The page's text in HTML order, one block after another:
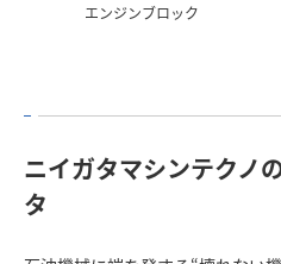
エンジンブロック
ニイガタマシンテクノ
タ